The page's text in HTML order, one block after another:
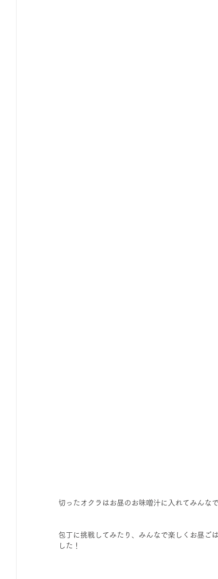
切ったオクラはお昼のお味噌汁に入れてみんな
包丁に挑戦してみたり、みんなで楽しくお昼ご
した！